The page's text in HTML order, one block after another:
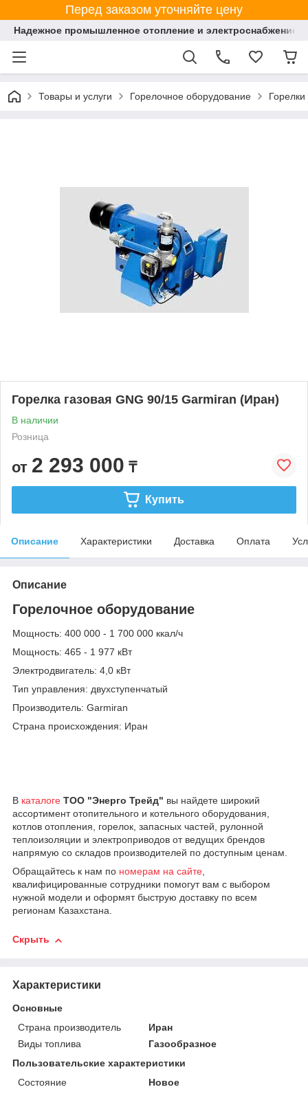
Перед заказом уточняйте цену
Надежное промышленное отопление и электроснабжение
Товары и услуги Горелочное оборудование
Горелка газовая GNG 90/15 Garmiran (Иран)
В наличии
Розница
от 2 293 000 ₸
Купить
Описание Характеристики Доставка Оплата
Описание
Горелочное оборудование
Мощность: 400 000 - 1 700 000 ккал/ч
Мощность: 465 - 1 977 кВт
Электродвигатель: 4,0 кВт
Тип управления: двухступенчатый
Производитель: Garmiran
Страна происхождения: Иран
В каталоге ТОО "Энерго Трейд" вы найдете широкий
ассортимент отопительного и котельного оборудования,
котлов отопления, горелок, запасных частей, рулонной
теплоизоляции и электроприводов от ведущих брендов
напрямую со складов производителей по доступным ценам.
Обращайтесь к нам по номерам на сайте,
квалифицированные сотрудники помогут вам с выбором
нужной модели и оформят быструю доставку по всем
регионам Казахстана.
Скрыть
Характеристики
Основные
Страна производитель
Иран
Виды топлива
Газообразное
Пользовательские характеристики
Состояние
Новое